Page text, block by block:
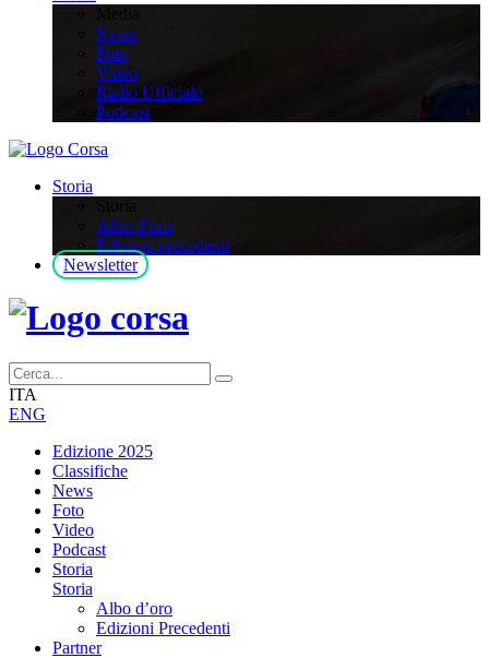
News
Foto
Video
Radio Ufficiale
Podcast
Storia
Albo d’oro
Edizioni precedenti
Newsletter
ITA
ENG
Edizione 2025
Classifiche
News
Foto
Video
Podcast
Storia
Storia
Albo d’oro
Edizioni Precedenti
Partner